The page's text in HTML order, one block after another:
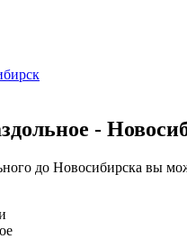
-
до Новосибирска вы